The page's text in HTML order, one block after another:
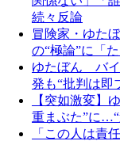
続々反論
冒険家・ゆた
の“極論”に「
ゆたぼん バイ
発も“批判は即
【突如激変】
重まぶた”に
「この人は責